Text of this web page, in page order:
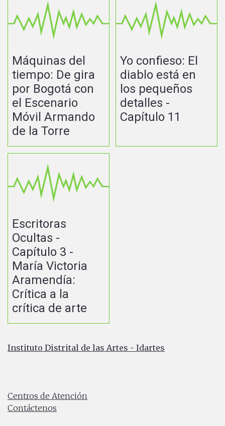
Máquinas del
tiempo: De gira
por Bogotá con
el Escenario
Móvil Armando
de la Torre
Yo confieso: El
diablo está en
los pequeños
detalles -
Capítulo 11
Escritoras
Ocultas -
Capítulo 3 -
María Victoria
Aramendía:
Crítica a la
crítica de arte
Instituto Distrital de las Artes - Idartes
Centros de Atención
Contáctenos